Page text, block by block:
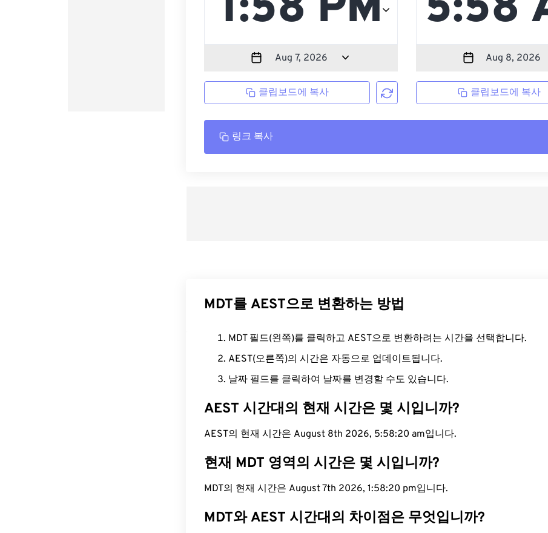
클립보드에 복사 클립보드에 복사
링크 복사
MDT를 AEST으로 변환하는 방법
MDT 필드(왼쪽)를 클릭하고 AEST으로 변환하려는 시간을 선택합니다.
AEST(오른쪽)의 시간은 자동으로 업데이트됩니다.
날짜 필드를 클릭하여 날짜를 변경할 수도 있습니다.
AEST 시간대의 현재 시간은 몇 시입니까?
AEST의 현재 시간은 August 8th 2026, 5:58:21 am입니다.
현재 MDT 영역의 시간은 몇 시입니까?
MDT의 현재 시간은 August 7th 2026, 1:58:21 pm입니다.
MDT와 AEST 시간대의 차이점은 무엇입니까?